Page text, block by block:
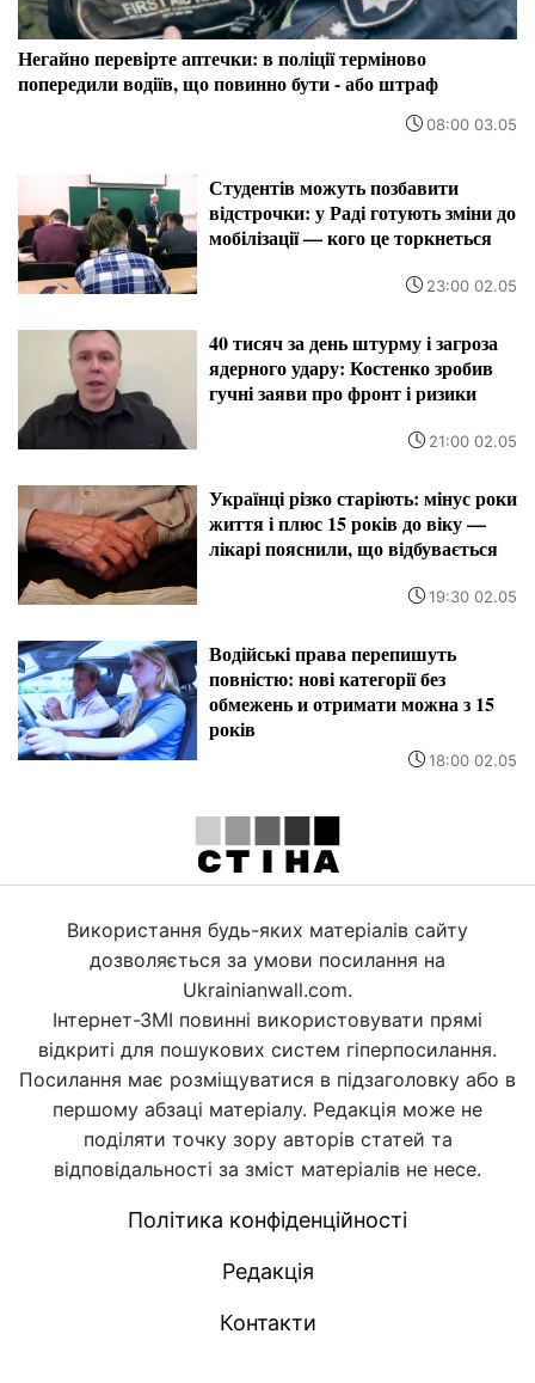
Негайно перевірте аптечки: в поліції терміново
попередили водіїв, що повинно бути - або штраф
08:00 03.05
Студентів можуть позбавити
відстрочки: у Раді готують зміни до
мобілізації — кого це торкнеться
23:00 02.05
40 тисяч за день штурму і загроза
ядерного удару: Костенко зробив
гучні заяви про фронт і ризики
21:00 02.05
Українці різко старіють: мінус роки
життя і плюс 15 років до віку —
лікарі пояснили, що відбувається
19:30 02.05
Водійські права перепишуть
повністю: нові категорії без
обмежень и отримати можна з 15
років
18:00 02.05
Використання будь-яких матеріалів сайту
дозволяється за умови посилання на
Ukrainianwall.com.
Інтернет-ЗМІ повинні використовувати прямі
відкриті для пошукових систем гіперпосилання.
Посилання має розміщуватися в підзаголовку або в
першому абзаці матеріалу. Редакція може не
поділяти точку зору авторів статей та
відповідальності за зміст матеріалів не несе.
Політика конфіденційності
Редакція
Контакти